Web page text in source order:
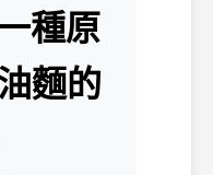
種原
麵的